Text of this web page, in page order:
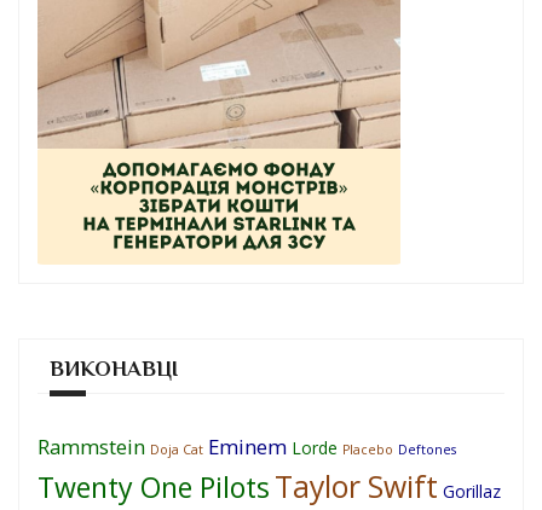
ВИКОНАВЦІ
Rammstein Doja Cat Eminem Lorde Placebo Deftones
Twenty One PilotsTaylor Swift Gorillaz